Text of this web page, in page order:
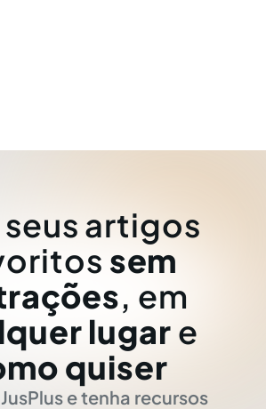
seus artigos
sem
, em
lugar e
quiser
e tenha recursos